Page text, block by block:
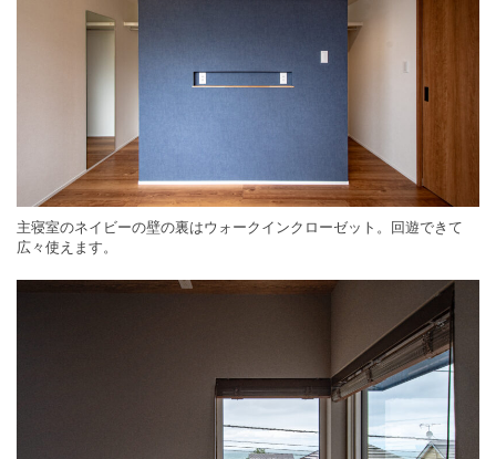
主寝室のネイビーの壁の裏はウォークインクローゼット。回遊できて
広々使えます。